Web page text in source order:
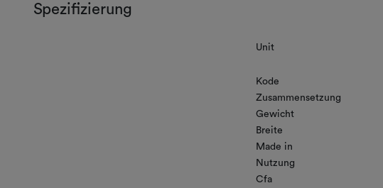
Spezifizierung
Unit
Kode
Zusammensetzung
Gewicht
Breite
Made in
Nutzung
Cfa